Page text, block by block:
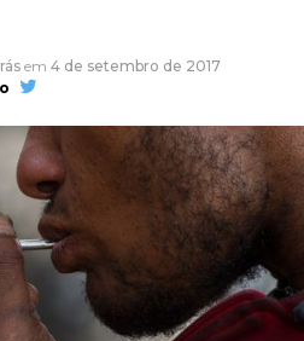
em 4 de setembro de 2017